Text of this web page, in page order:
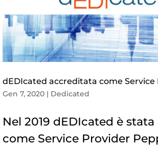
dEDIcated accreditata come Service
Gen 7, 2020 | Dedicated
Nel 2019 dEDIcated è
come Service Provider